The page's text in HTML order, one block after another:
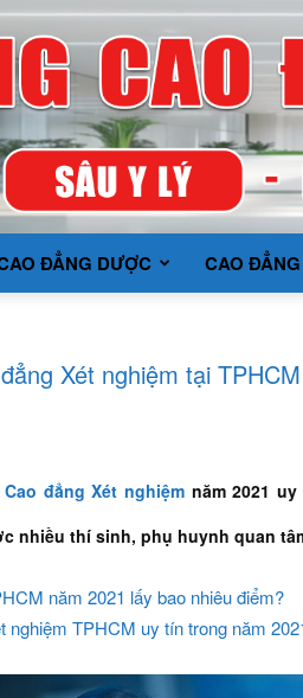
ĐẲNG DƯỢC CAO
Xét nghiệm tại
Cao đẳng Xét nghiệmnăm 2021
nhiều thí sinh, phụ huynh quan
năm 2021 lấy bao nhiêu điểm?
nghiệm TPHCM uy tín trong năm